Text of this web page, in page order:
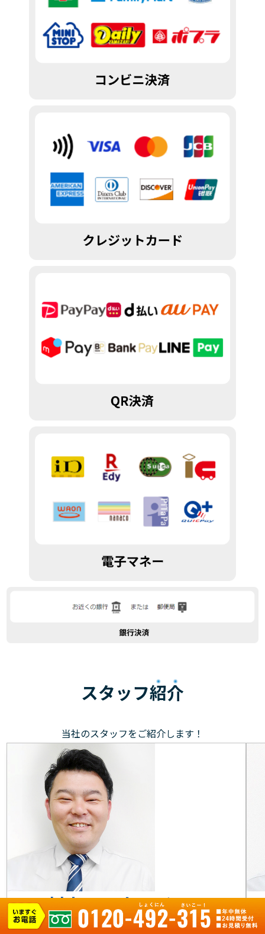
スタッフ紹介
当社のスタッフをご紹介します！
村上 マネージャー
元気で笑顔を大切に、お客様のもとへ駆けつけます！お 目